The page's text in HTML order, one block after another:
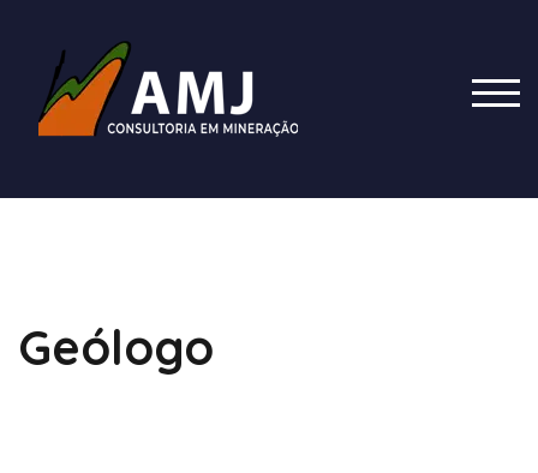
Geólogo